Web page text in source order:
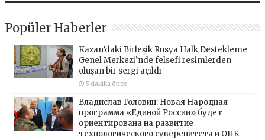
Popüler Haberler
Kazan’daki Birleşik Rusya Halk Destekleme
Genel Merkezi’nde felsefi resimlerden
oluşan bir sergi açıldı
5 dakika önce
Владислав Головин: Новая Народная
программа «Единой России» будет
ориентирована на развитие
технологического суверенитета и ОПК